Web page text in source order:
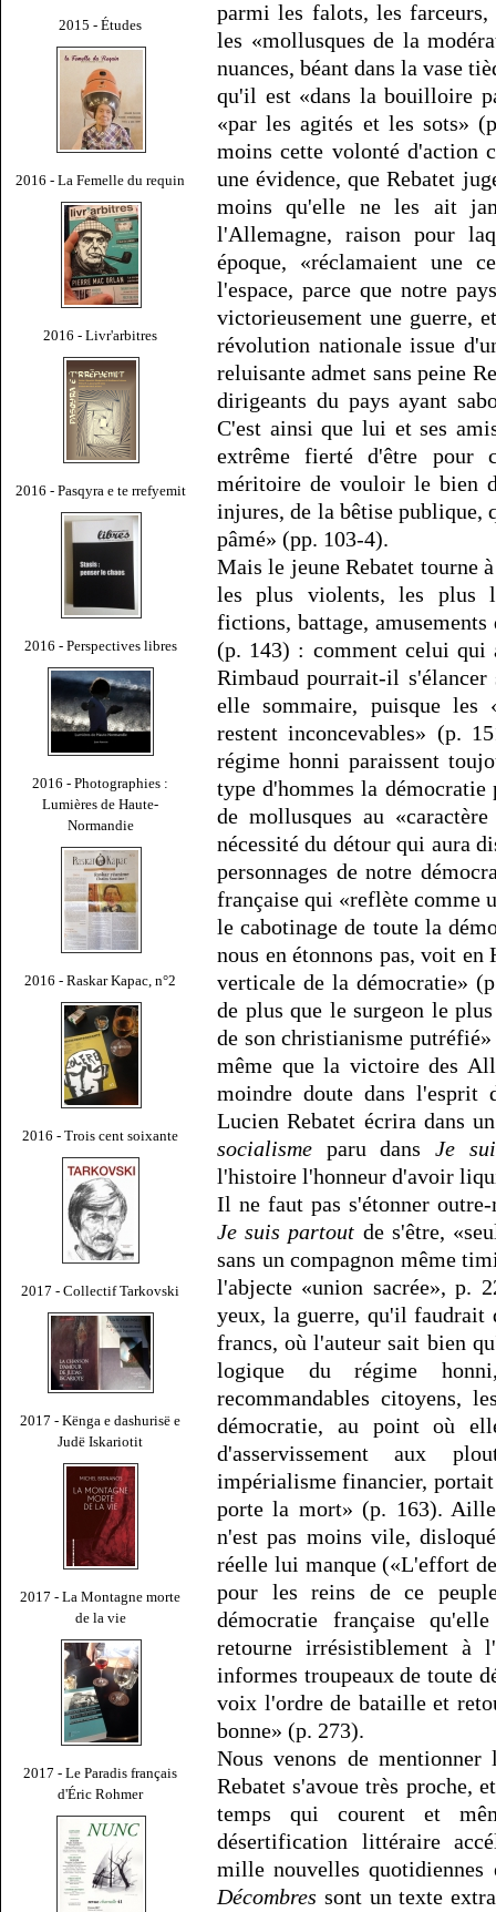
2015 - Études
2016 - La Femelle du requin
2016 - Livr'arbitres
2016 - Pasqyra e te rrefyemit
2016 - Perspectives libres
2016 - Photographies :
Lumières de Haute-
Normandie
2016 - Raskar Kapac, n°2
2016 - Trois cent soixante
2017 - Collectif Tarkovski
2017 - Kënga e dashurisë e
Judë Iskariotit
2017 - La Montagne morte
de la vie
2017 - Le Paradis français
d'Éric Rohmer
parmi les falots, les farceurs,
les «mollusques de la
nuances, béant dans la vase
qu'il est «dans la bouilloire
«par les agités et les sots»
moins cette volonté d'action
une évidence, que Rebatet
moins qu'elle ne les ait
l'Allemagne, raison pour
époque, «réclamaient une
l'espace, parce que notre
victorieusement une guerre,
révolution nationale issue
reluisante admet sans peine
dirigeants du pays ayant
C'est ainsi que lui et ses
extrême fierté d'être pour
méritoire de vouloir le bien
injures, de la bêtise publique,
pâmé» (pp. 103-4).
Mais le jeune Rebatet tourne
les plus violents, les plus
fictions, battage,
(p. 143) : comment celui qui
Rimbaud pourrait-il
elle sommaire, puisque les
restent inconcevables» (p.
régime honni paraissent
type d'hommes la
de mollusques au
nécessité du détour qui aura
personnages de notre
française qui «reflète comme
le cabotinage de toute la
nous en étonnons pas, voit
verticale de la démocratie»
de plus que le surgeon le
de son christianisme
même que la victoire des
moindre doute dans l'esprit
Lucien Rebatet écrira dans
socialisme paru dansJe
l'histoire l'honneur d'avoir
Il ne faut pas s'étonner
Je suis partout de s'être,
sans un compagnon même
l'abjecte «union sacrée», p.
yeux, la guerre, qu'il faudrait
francs, où l'auteur sait bien
logique du régime
recommandables citoyens,
démocratie, au point où
d'asservissement aux
impérialisme financier, portait
porte la mort» (p. 163).
n'est pas moins vile,
réelle lui manque («L'effort
pour les reins de ce
démocratie française
retourne irrésistiblement à
informes troupeaux de toute
voix l'ordre de bataille et
bonne» (p. 273).
Nous venons de
Rebatet s'avoue très proche,
temps qui courent et
désertification littéraire
mille nouvelles
Décombres sont un texte